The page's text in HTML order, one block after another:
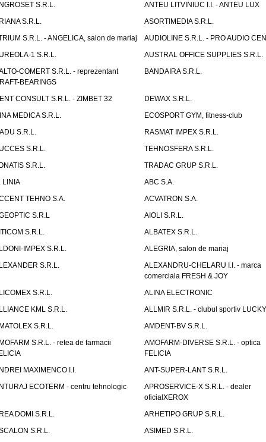
S.R.L.
ANTEU LITVINIUC I.I. - ANTEU LUX
S.R.L.
ASORTIMEDIA S.R.L.
S.R.L. - ANGELICA, salon de mariaj
AUDIOLINE S.R.L. - PRO AUDIO
1 S.R.L.
AUSTRAL OFFICE SUPPLIES S.R.L.
COMERT S.R.L. - reprezentant
BEARINGS
BANDAIRA S.R.L.
CONSULT S.R.L. - ZIMBET 32
DEWAX S.R.L.
MEDICA S.R.L.
ECOSPORT GYM, fitness-club
S.R.L.
RASMAT IMPEX S.R.L.
S.R.L.
TEHNOSFERA S.R.L.
S.R.L.
TRADAC GRUP S.R.L.
LINIA
ABC S.A.
TEHNO S.A.
ACVATRON S.A.
S.R.L
AIOLI S.R.L.
S.R.L.
ALBATEX S.R.L.
IMPEX S.R.L.
ALEGRIA, salon de mariaj
S.R.L.
ALEXANDRU-CHELARU I.I. - marca
comerciala FRESH & JOY
S.R.L.
ALINA ELECTRONIC
KML S.R.L.
ALLMIR S.R.L. - clubul sportiv
S.R.L.
AMDENT-BV S.R.L.
S.R.L. - retea de farmacii
AMOFARM-DIVERSE S.R.L. - optica
FELICIA
MAXIMENCO I.I.
ANT-SUPER-LANT S.R.L.
ECOTERM - centru tehnologic
APROSERVICE-X S.R.L. - dealer
oficialXEROX
DOMI S.R.L.
ARHETIPO GRUP S.R.L.
S.R.L.
ASIMED S.R.L.